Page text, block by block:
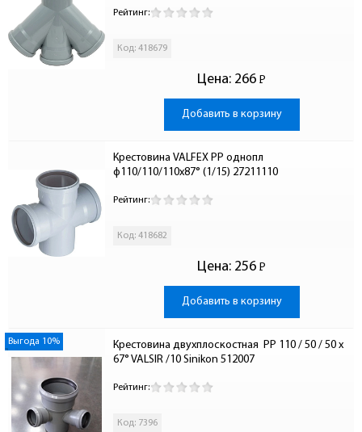
Рейтинг:
Код: 418679
Цена: 266 Р
-
Добавить в корзину
Крестовина VALFEX PP однопл
ф110/110/110х87° (1/15) 27211110
Рейтинг:
Код: 418682
Цена: 256 Р
-
Добавить в корзину
Выгода 10%
Крестовина двухплоскостная  PP 110 / 50 / 50 x
67° VALSIR /10 Sinikon 512007
Рейтинг:
Код: 7396